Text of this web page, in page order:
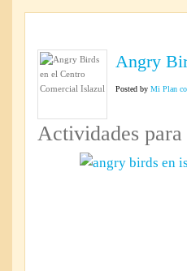
Angry
Posted by Mi Plan
Actividades